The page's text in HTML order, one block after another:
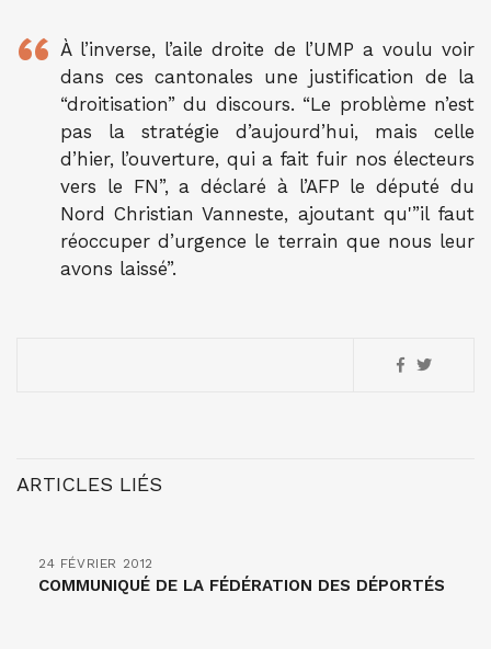
À l’inverse, l’aile droite de l’UMP a voulu voir
dans ces cantonales une justification de la
“droitisation” du discours. “Le problème n’est
pas la stratégie d’aujourd’hui, mais celle
d’hier, l’ouverture, qui a fait fuir nos électeurs
vers le FN”, a déclaré à l’AFP le député du
Nord Christian Vanneste, ajoutant qu'”il faut
réoccuper d’urgence le terrain que nous leur
avons laissé”.
ARTICLES LIÉS
24 FÉVRIER 2012
COMMUNIQUÉ DE LA FÉDÉRATION DES DÉPORTÉS